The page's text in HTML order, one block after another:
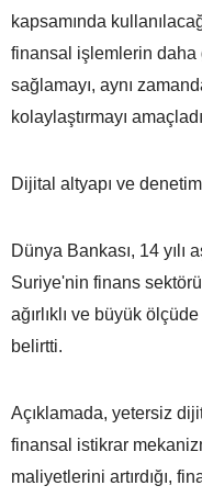
kapsamında
finansal işlemlerin daha
sağlamayı, aynı
kolaylaştırmayı
Dijital altyapı ve
Dünya Bankası, 14 yılı
Suriye'nin finans
ağırlıklı ve büyük
belirtti.
Açıklamada, yetersiz
finansal istikrar
maliyetlerini artırdığı,